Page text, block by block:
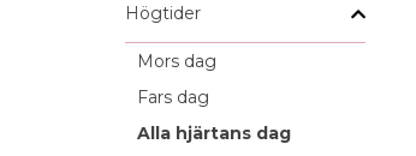
Högtider
Mors dag
Fars dag
Alla hjärtans dag